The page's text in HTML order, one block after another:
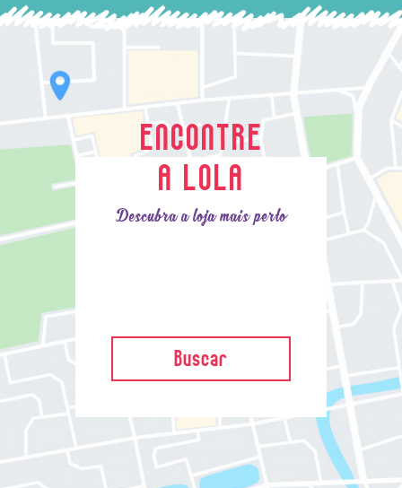
ENCONTRE
A LOLA
Descubra a loja mais perto
Buscar